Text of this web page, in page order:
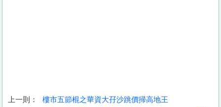
上一則： 樓市五節棍之華資大孖沙跳價掃高地王